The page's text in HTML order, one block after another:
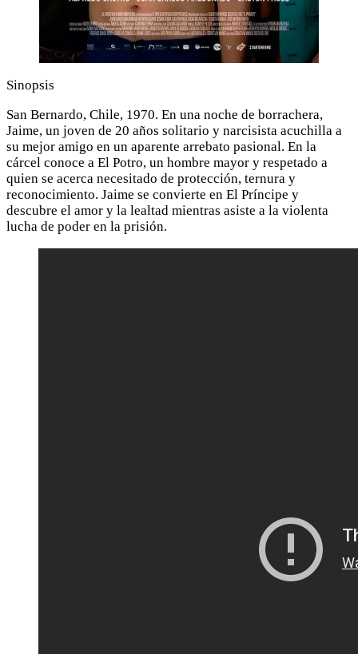
Sinopsis
San Bernardo, Chile, 1970. En una noche de borrachera,
Jaime, un joven de 20 años solitario y narcisista acuchilla a
su mejor amigo en un aparente arrebato pasional. En la
cárcel conoce a El Potro, un hombre mayor y respetado a
quien se acerca necesitado de protección, ternura y
reconocimiento. Jaime se convierte en El Príncipe y
descubre el amor y la lealtad mientras asiste a la violenta
lucha de poder en la prisión.